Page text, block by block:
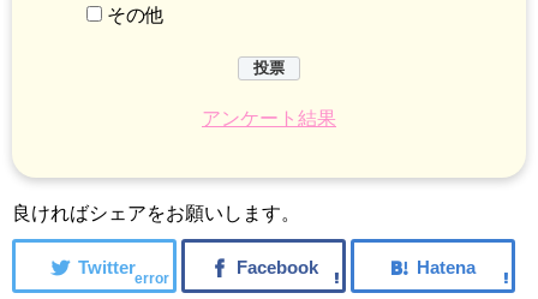
その他
アンケート結果
良ければシェアをお願いします。
error